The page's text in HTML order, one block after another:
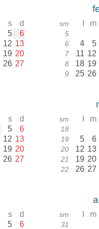
s d
5 6
12 13
19 20
26 27
sm m
5
6 4 5
7 11 12
8 18 19
9 25 26
s d
5 6
12 13
19 20
26 27
sm m
18
19 5 6
20 12 13
21 19 20
22 26 27
s d
5 6
sm m
31